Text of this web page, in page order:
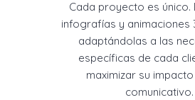
Cada proyecto es único.
infografías y animaciones
adaptándolas a las
específicas de cada
maximizar su
comunicativo.